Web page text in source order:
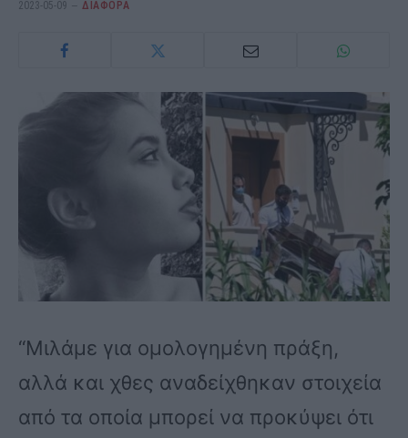
2023-05-09 ΔΙΆΦΟΡΑ
“Μιλάμε για ομολογημένη πράξη,
αλλά και χθες αναδείχθηκαν στοιχεία
από τα οποία μπορεί να προκύψει ότι